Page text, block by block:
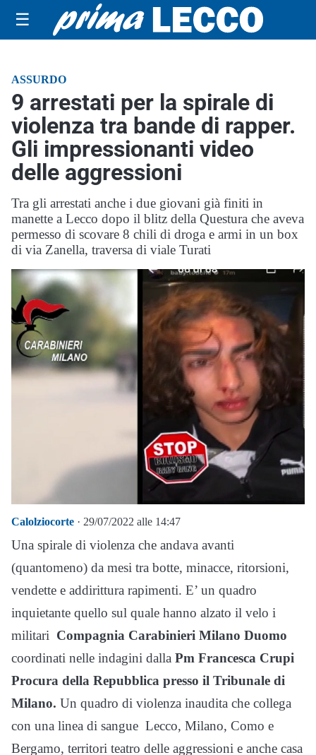
☰
ASSURDO
9 arrestati per la spirale di
violenza tra bande di rapper.
Gli impressionanti video
delle aggressioni
Tra gli arrestati anche i due giovani già finiti in
manette a Lecco dopo il blitz della Questura che aveva
permesso di scovare 8 chili di droga e armi in un box
di via Zanella, traversa di viale Turati
Calolziocorte · 29/07/2022 alle 14:47
Una spirale di violenza che andava avanti
(quantomeno) da mesi tra botte, minacce, ritorsioni,
vendette e addirittura rapimenti. E’ un quadro
inquietante quello sul quale hanno alzato il velo i
militari Compagnia Carabinieri Milano Duomo
coordinati nelle indagini dalla Pm Francesca Crupi
Procura della Repubblica presso il Tribunale di
Milano. Un quadro di violenza inaudita che collega
con una linea di sangue Lecco, Milano, Como e
Bergamo, territori teatro delle aggressioni e anche casa